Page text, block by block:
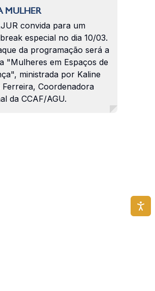
MULHER
convida para um
especial no dia 10/03.
da programação será a
"Mulheres em Espaços de
ministrada por Kaline
Ferreira, Coordenadora
da CCAF/AGU.